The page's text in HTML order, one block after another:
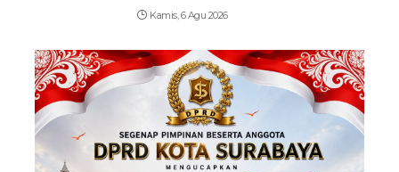
Kamis, 6 Agu 2026